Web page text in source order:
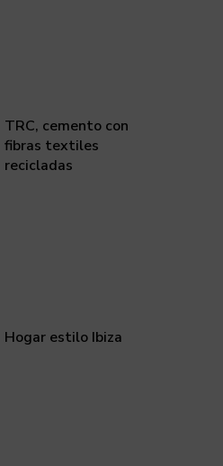
TRC, cemento con
fibras textiles
recicladas
Hogar estilo Ibiza